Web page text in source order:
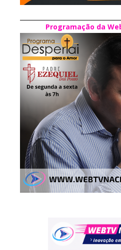
Programação da